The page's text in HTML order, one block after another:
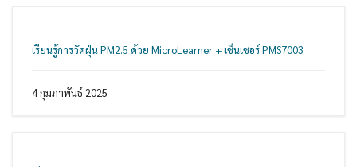
เรียนรู้การวัดฝุ่น PM2.5 ด้วย MicroLearner + เซ็นเซอร์ PMS7003
4 กุมภาพันธ์ 2025